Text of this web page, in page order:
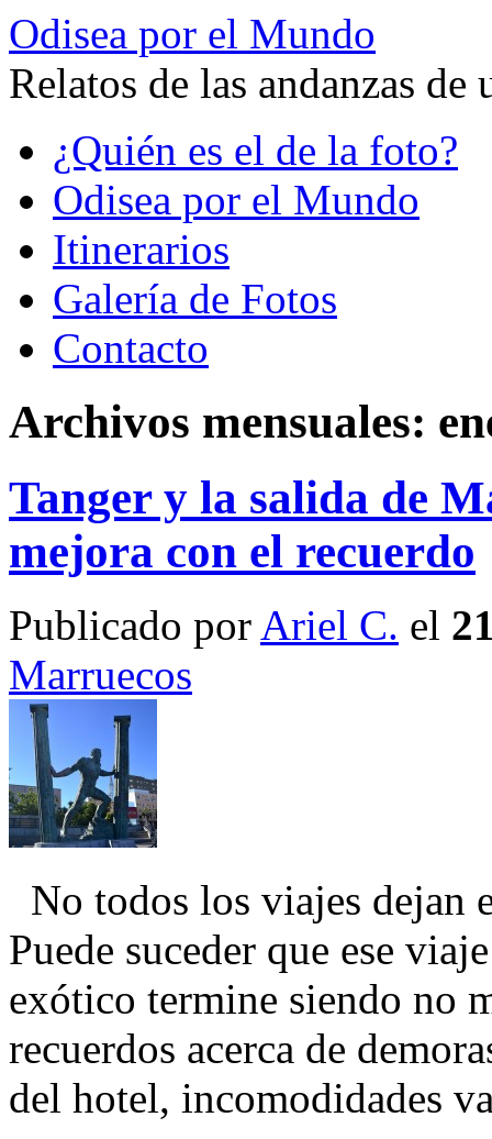
Odisea por el Mundo
Relatos de las andanzas
contenido¿Quién es el de la foto?
Odisea por el Mundo
Itinerarios
Galería de Fotos
Contacto
Archivos mensuales:
Tanger y la salida de
mejora con el recuerdo
Publicado por Ariel C. el
Marruecos
No todos los viajes dejan
Puede suceder que ese
exótico termine siendo no
recuerdos acerca de
del hotel, incomodidades